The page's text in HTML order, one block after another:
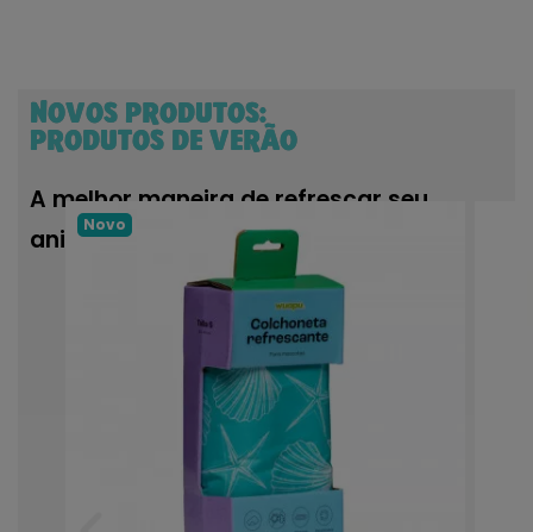
NOVOS PRODUTOS:
PRODUTOS DE VERÃO
A melhor maneira de refrescar seu
animal de estimação.
Novo